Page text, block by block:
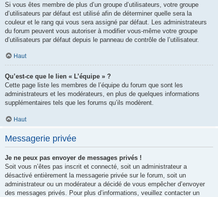
Si vous êtes membre de plus d’un groupe d’utilisateurs, votre groupe
d’utilisateurs par défaut est utilisé afin de déterminer quelle sera la
couleur et le rang qui vous sera assigné par défaut. Les administrateurs
du forum peuvent vous autoriser à modifier vous-même votre groupe
d’utilisateurs par défaut depuis le panneau de contrôle de l’utilisateur.
Haut
Qu’est-ce que le lien « L’équipe » ?
Cette page liste les membres de l’équipe du forum que sont les
administrateurs et les modérateurs, en plus de quelques informations
supplémentaires tels que les forums qu’ils modèrent.
Haut
Messagerie privée
Je ne peux pas envoyer de messages privés !
Soit vous n’êtes pas inscrit et connecté, soit un administrateur a
désactivé entièrement la messagerie privée sur le forum, soit un
administrateur ou un modérateur a décidé de vous empêcher d’envoyer
des messages privés. Pour plus d’informations, veuillez contacter un